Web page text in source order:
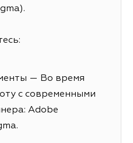
— Во время
с современными
Adobe